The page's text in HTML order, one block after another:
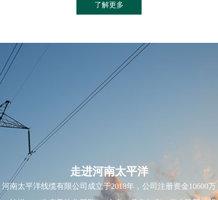
了解更多
走进河南太平洋
河南太平洋线缆有限公司成立于2018年，公司注册资金10600万